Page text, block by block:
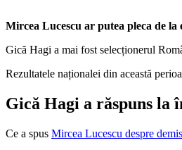
Mircea Lucescu ar putea pleca de la
Gică Hagi a mai fost selecționerul
Rezultatele naționalei din această
Gică Hagi a răspuns la
Ce a spus Mircea Lucescu despre